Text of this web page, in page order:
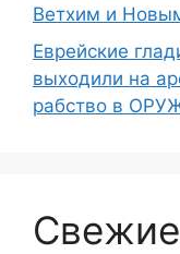
Ветхим и
Еврейские
выходили на
рабство в